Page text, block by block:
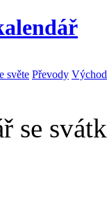
světe Převody
se